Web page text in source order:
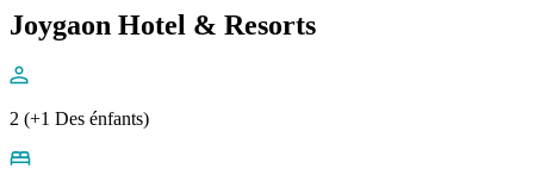
Joygaon Hotel & Resorts
2 (+1 Des énfants)